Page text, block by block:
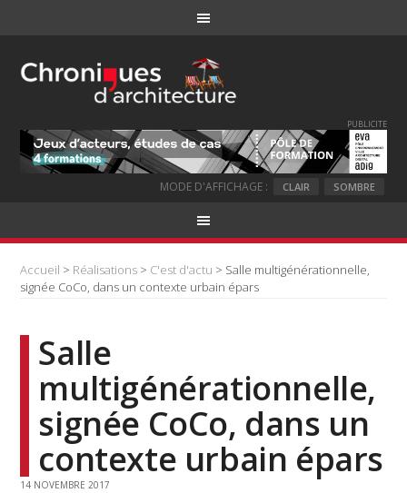
PUBLICITE
MODE D'AFFICHAGE : CLAIR SOMBRE
Accueil > Réalisations > C'est d'actu > Salle multigénérationnelle,
signée CoCo, dans un contexte urbain épars
Salle
multigénérationnelle,
signée CoCo, dans un
contexte urbain épars
14 NOVEMBRE 2017